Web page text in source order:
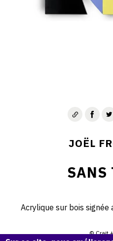
JOËL
SANS
Acrylique sur bois signée
© Crait